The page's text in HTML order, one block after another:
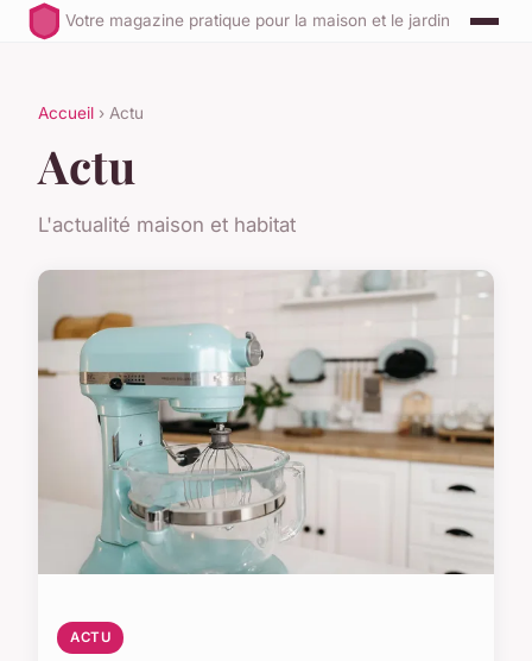
Votre magazine pratique pour la maison et le jardin
Accueil › Actu
Actu
L'actualité maison et habitat
ACTU